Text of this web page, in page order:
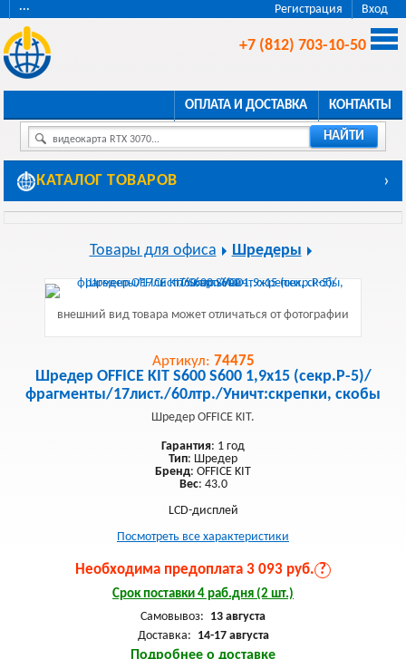
Регистрация Вход
···
+7 (812) 703-10-50
ОПЛАТА И ДОСТАВКА КОНТАКТЫ
видеокарта RTX 3070... НАЙТИ
КАТАЛОГ ТОВАРОВ ›
Товары для офиса Шредеры
внешний вид товара может отличаться от фотографии
Артикул: 74475
Шредер OFFICE KIT S600 S600 1,9x15 (секр.P-5)/
фрагменты/17лист./60лтр./Уничт:скрепки, скобы
Шредер OFFICE KIT.
Гарантия: 1 год
Тип: Шредер
Бренд: OFFICE KIT
Вес: 43.0
LCD-дисплей
Посмотреть все характеристики
Необходима предоплата 3 093 руб. ?
Срок поставки 4 раб.дня (2 шт.)
Самовывоз: 13 августа
Доставка: 14-17 августа
Подробнее о доставке